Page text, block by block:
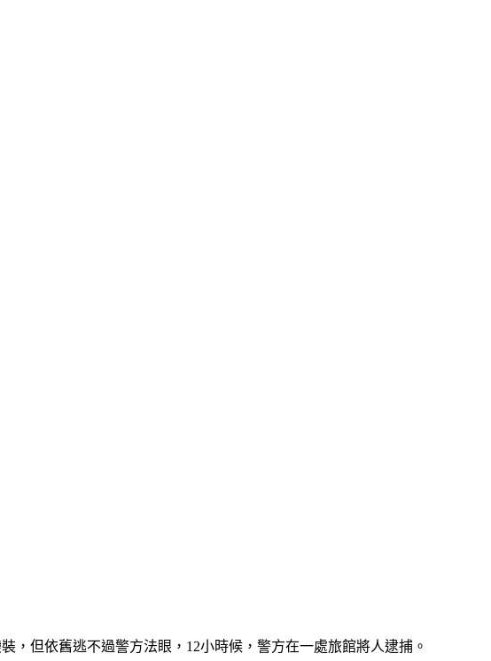
，但依舊逃不過警方法眼，12小時候，警方在一處旅館將人逮捕。